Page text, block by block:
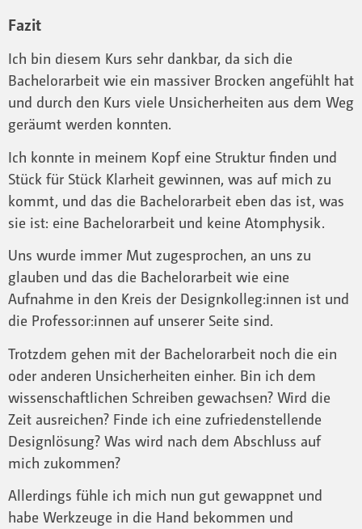
Fazit
Ich bin diesem Kurs sehr dankbar, da sich die
Bachelorarbeit wie ein massiver Brocken angefühlt hat
und durch den Kurs viele Unsicherheiten aus dem Weg
geräumt werden konnten.
Ich konnte in meinem Kopf eine Struktur finden und
Stück für Stück Klarheit gewinnen, was auf mich zu
kommt, und das die Bachelorarbeit eben das ist, was
sie ist: eine Bachelorarbeit und keine Atomphysik.
Uns wurde immer Mut zugesprochen, an uns zu
glauben und das die Bachelorarbeit wie eine
Aufnahme in den Kreis der Designkolleg:innen ist und
die Professor:innen auf unserer Seite sind.
Trotzdem gehen mit der Bachelorarbeit noch die ein
oder anderen Unsicherheiten einher. Bin ich dem
wissenschaftlichen Schreiben gewachsen? Wird die
Zeit ausreichen? Finde ich eine zufriedenstellende
Designlösung? Was wird nach dem Abschluss auf
mich zukommen?
Allerdings fühle ich mich nun gut gewappnet und
habe Werkzeuge in die Hand bekommen und